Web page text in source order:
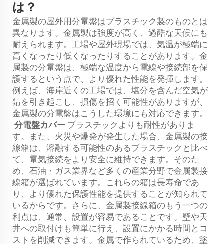
は？
金属製の屋外用分電盤はプラスチック製のものとは
異なります。金属製は強度が高く、過酷な天候にも
耐えられます。工場や屋外現場では、気温が極端に
高くなったり低くなったりすることがあります。金
属製の分電盤は、極端な温度から電線や接続部を保
護するという点で、より優れた性能を発揮します。
例えば、海岸近くの工場では、塩分を含んだ空気が
錆を引き起こし、損傷を招く可能性がありますが、
金属製の分電盤はこうした環境にも対応できます。
分電盤カバー プラスチックよりも耐性がありま
す。また、火災や爆発が発生した場合、金属製の接
線箱は、溶融する可能性のあるプラスチックと比べ
て、電気接続をより安全に維持できます。そのた
め、石油・ガス業界など多くの産業分野で金属製接
線箱が選ばれています。これらの箱は長寿命であ
り、より優れた保護性能を提供することが知られて
いるからです。さらに、金属製接線箱のもう一つの
利点は、通常、設置が容易であることです。壁や天
井への取付けも簡単に行え、設置にかかる時間とコ
ストを削減できます。金属で作られているため、塗